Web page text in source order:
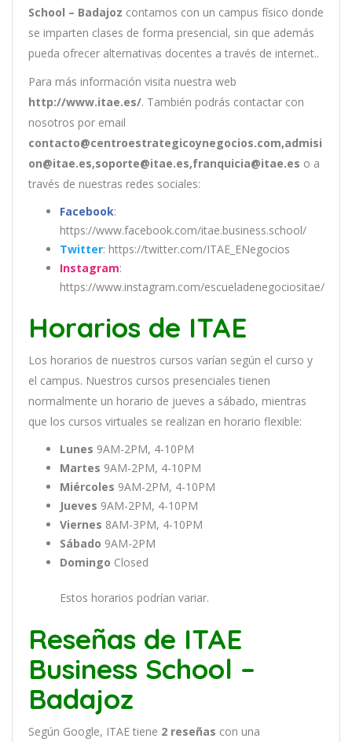
School – Badajoz contamos con un campus físico donde
se imparten clases de forma presencial, sin que además
pueda ofrecer alternativas docentes a través de internet..
Para más información visita nuestra web
http://www.itae.es/. También podrás contactar con
nosotros por email
contacto@centroestrategicoynegocios.com,admisi
on@itae.es,soporte@itae.es,franquicia@itae.es o a
través de nuestras redes sociales:
Facebook:
https://www.facebook.com/itae.business.school/
Twitter: https://twitter.com/ITAE_ENegocios
Instagram:
https://www.instagram.com/escueladenegociositae/
Horarios de ITAE
Los horarios de nuestros cursos varían según el curso y
el campus. Nuestros cursos presenciales tienen
normalmente un horario de jueves a sábado, mientras
que los cursos virtuales se realizan en horario flexible:
Lunes 9AM-2PM, 4-10PM
Martes 9AM-2PM, 4-10PM
Miércoles 9AM-2PM, 4-10PM
Jueves 9AM-2PM, 4-10PM
Viernes 8AM-3PM, 4-10PM
Sábado 9AM-2PM
Domingo Closed
Estos horarios podrían variar.
Reseñas de ITAE
Business School –
Badajoz
Según Google, ITAE tiene 2 reseñas con una